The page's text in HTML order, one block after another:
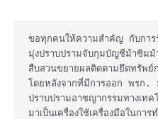
ขอทุกคนให้ความสำคัญ กับการ
มุ่งปราบปรามจับกุมบัญชีม้าซิมม้
สืบสวนขยายผลติดตามยึดทรัพย์
โดยหลังจากที่มีการออก พรก.
ปราบปรามอาชญากรรมทางเ
มาเป็นเครื่องใช้เครื่องมือในกา